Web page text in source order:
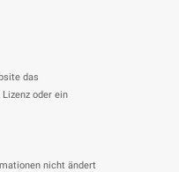
das
oder ein
nicht ändert